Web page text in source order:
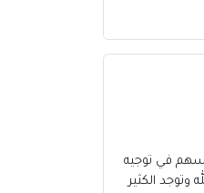
في توجيه
الكثير